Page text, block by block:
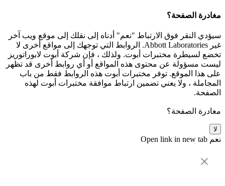
مغادرة الصفحة؟
سيؤدي النقر فوق الارتباط "نعم" أدناه إلى نقلك إلى موقع ويب آخر
غير Abbott Laboratories. الروابط التي توجهك إلى مواقع أخرى لا
تخضع لسيطرة مختبرات أبوت. ولذلك ، فإن شركة أبوت لابوراتوريز
ليست مسؤولة عن محتوى هذه المواقع أو أي روابط أخرى قد تظهر
على هذا الموقع. توفر مختبرات أبوت هذه الروابط فقط من باب
المجاملة ، ولا يعني تضمين ارتباط موافقة مختبرات أبوت لهذه
الصفحة.
مغادرة الصفحة؟
لا
نعم Open link in new tab